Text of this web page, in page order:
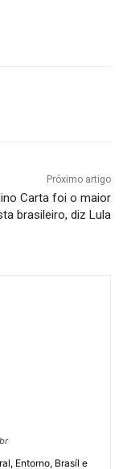
Próximo artigo
Carta foi o maior
brasileiro, diz Lula
Entorno, Brasíl e